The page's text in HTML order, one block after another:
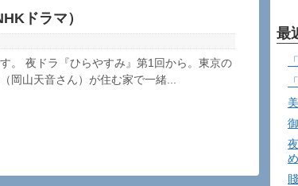
ドラマ）
。 夜ドラ『ひらやすみ』第1回から。東京の
岡山天音さん）が住む家で一緒...
最
め